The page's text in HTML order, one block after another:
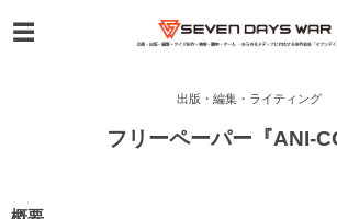
出版・編集・ライティング
フリーペーパー『ANI-